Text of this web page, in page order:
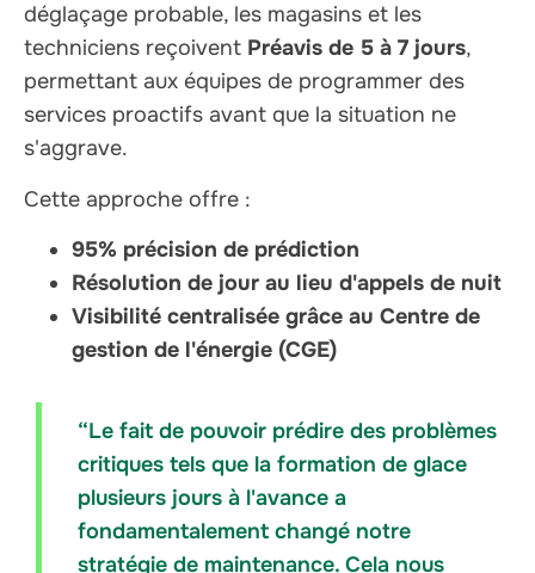
déglaçage probable, les magasins et les
techniciens reçoivent Préavis de 5 à 7 jours,
permettant aux équipes de programmer des
services proactifs avant que la situation ne
s'aggrave.
Cette approche offre :
95% précision de prédiction
Résolution de jour au lieu d'appels de nuit
Visibilité centralisée grâce au Centre de
gestion de l'énergie (CGE)
“Le fait de pouvoir prédire des problèmes
critiques tels que la formation de glace
plusieurs jours à l'avance a
fondamentalement changé notre
stratégie de maintenance. Cela nous